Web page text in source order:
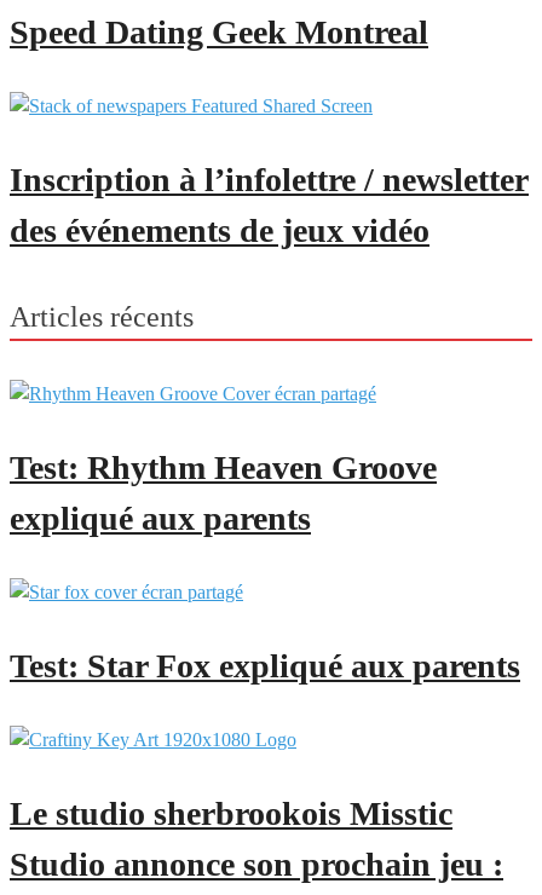
Speed Dating Geek Montreal
Inscription à l’infolettre / newsletter
des événements de jeux vidéo
Articles récents
Test: Rhythm Heaven Groove
expliqué aux parents
Test: Star Fox expliqué aux parents
Le studio sherbrookois Misstic
Studio annonce son prochain jeu :